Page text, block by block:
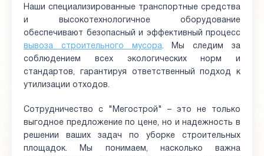
Наши специализированные транспортные средства
и высокотехнологичное оборудование
обеспечивают безопасный и эффективный процесс
вывоза строительного мусора. Мы следим за
соблюдением всех экологических норм и
стандартов, гарантируя ответственный подход к
утилизации отходов.
Сотрудничество с "Мегострой" – это не только
выгодное предложение по цене, но и надежность в
решении ваших задач по уборке строительных
площадок. Мы понимаем, насколько важна